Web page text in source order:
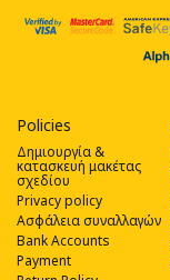
Policies
Δημιουργία &
κατασκευή μακέτας
σχεδίου
Privacy policy
Ασφάλεια συναλλαγών
Bank Accounts
Payment